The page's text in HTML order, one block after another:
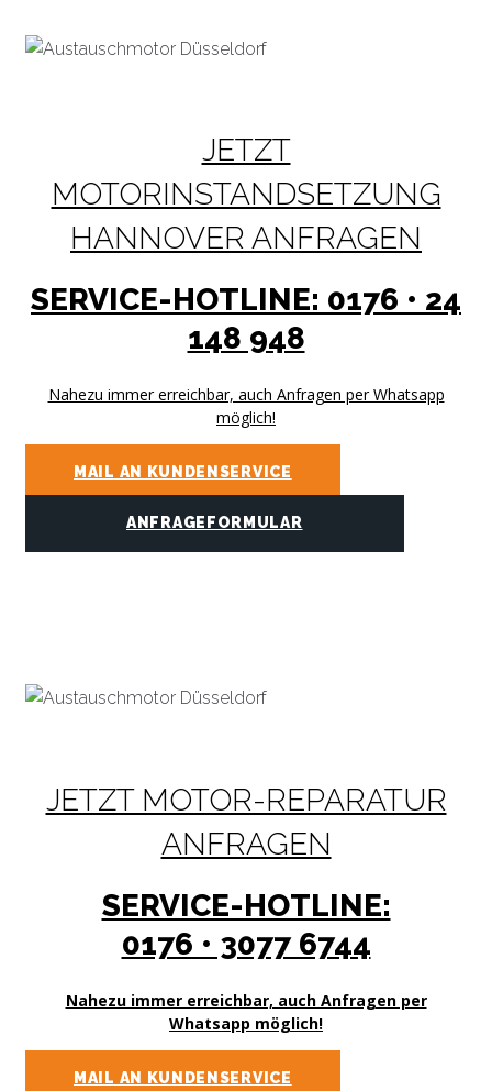
JETZT
MOTORINSTANDSETZUNG
HANNOVER ANFRAGEN
SERVICE-HOTLINE: 0176 • 24
148 948
Nahezu immer erreichbar, auch Anfragen per Whatsapp
möglich!
MAIL AN KUNDENSERVICE
ANFRAGEFORMULAR
JETZT MOTOR-REPARATUR
ANFRAGEN
SERVICE-HOTLINE:
0176 • 3077 6744​
Nahezu immer erreichbar, auch Anfragen per
Whatsapp möglich!
MAIL AN KUNDENSERVICE